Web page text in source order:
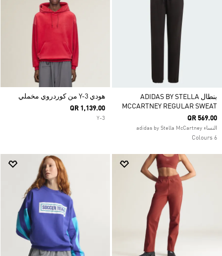
بنطال ADIDAS BY STELLA
MCCARTNEY REGULAR SWEAT
QR 569.00
النساء adidas by Stella McCartney
6 Colours
هودي Y-3 من كوردروي مخملي
QR 1,139.00
Y-3